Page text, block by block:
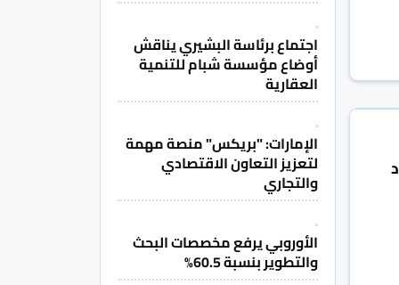
اجتماع برئاسة البشيري يناقش
أوضاع مؤسسة شبام للتنمية
العقارية
الإمارات: "بريكس" منصة مهمة
لتعزيز التعاون الاقتصادي
والتجاري
الأوروبي يرفع مخصصات البحث
والتطوير بنسبة 60.5%